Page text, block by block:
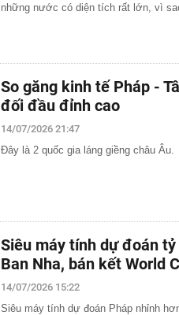
những nước có diện tích rất lớn, vì
So găng kinh tế Pháp -
đối đầu đỉnh cao
14/07/2026 21:47
Đây là 2 quốc gia láng giềng châu Âu.
Siêu máy tính dự đoán
Ban Nha, bán kết World
14/07/2026 15:22
Siêu máy tính dự đoán Pháp nhỉnh